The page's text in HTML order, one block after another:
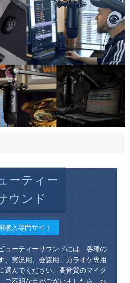
ーティー
ウンド
購入専門サイト
ューティーサウンドには、各種の
、実況用、会議用、カラオケ専用
選んでください、高音質のマイク
ご不明な点がございましたら、お